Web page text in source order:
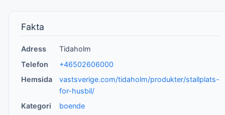
Fakta
Adress
Tidaholm
Telefon
+46502606000
Hemsida
vastsverige.com/tidaholm/produkter/stallplats-
for-husbil/
Kategori
boende